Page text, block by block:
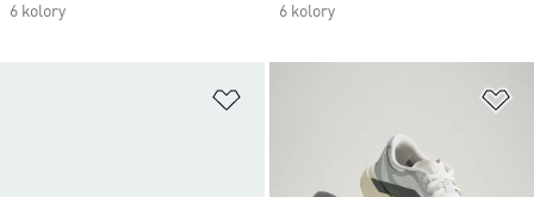
6 kolory
6 kolory